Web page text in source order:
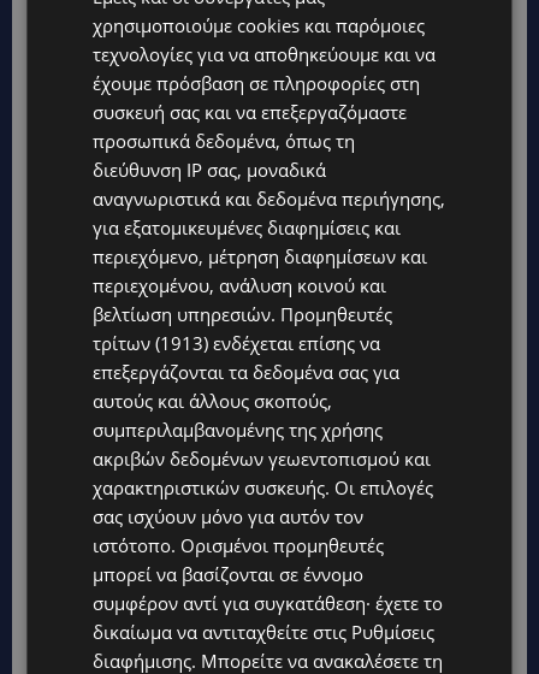
CYPRUS TOP NICOSIA ΕΠΙΚΑΙΡΌΤΗΤΑ
χρησιμοποιούμε cookies και παρόμοιες
τεχνολογίες για να αποθηκεύουμε και να
έχουμε πρόσβαση σε πληροφορίες στη
συσκευή σας και να επεξεργαζόμαστε
προσωπικά δεδομένα, όπως τη
διεύθυνση IP σας, μοναδικά
αναγνωριστικά και δεδομένα περιήγησης,
για εξατομικευμένες διαφημίσεις και
περιεχόμενο, μέτρηση διαφημίσεων και
περιεχομένου, ανάλυση κοινού και
βελτίωση υπηρεσιών. Προμηθευτές
τρίτων (1913) ενδέχεται επίσης να
επεξεργάζονται τα δεδομένα σας για
αυτούς και άλλους σκοπούς,
συμπεριλαμβανομένης της χρήσης
ακριβών δεδομένων γεωεντοπισμού και
χαρακτηριστικών συσκευής. Οι επιλογές
σας ισχύουν μόνο για αυτόν τον
ιστότοπο. Ορισμένοι προμηθευτές
μπορεί να βασίζονται σε έννομο
συμφέρον αντί για συγκατάθεση· έχετε το
δικαίωμα να αντιταχθείτε στις Ρυθμίσεις
διαφήμισης. Μπορείτε να ανακαλέσετε τη